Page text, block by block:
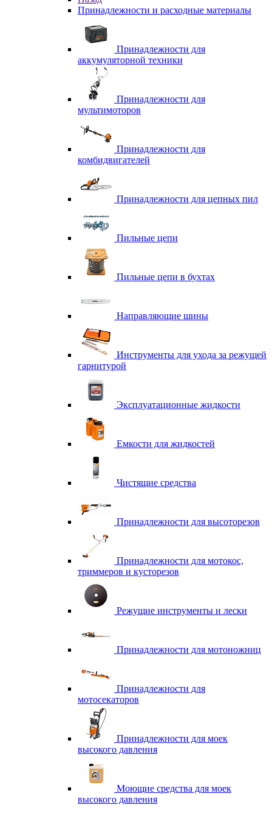
Принадлежности и расходные материалы
Принадлежности для
аккумуляторной техники
Принадлежности для
мультимоторов
Принадлежности для
комбидвигателей
Принадлежности для цепных пил
Пильные цепи
Пильные цепи в бухтах
Направляющие шины
Инструменты для ухода за режущей
гарнитурой
Эксплуатационные жидкости
Емкости для жидкостей
Чистящие средства
Принадлежности для высоторезов
Принадлежности для мотокос,
триммеров и кусторезов
Режущие инструменты и лески
Принадлежности для мотоножниц
Принадлежности для
мотосекаторов
Принадлежности для моек
высокого давления
Моющие средства для моек
высокого давления